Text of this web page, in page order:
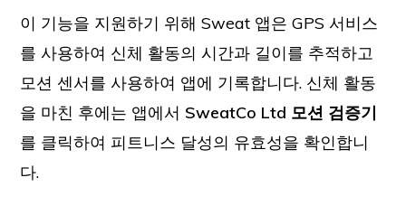
이 기능을 지원하기 위해 Sweat 앱은 GPS 서비스
를 사용하여 신체 활동의 시간과 길이를 추적하고
모션 센서를 사용하여 앱에 기록합니다. 신체 활동
을 마친 후에는 앱에서 SweatCo Ltd 모션 검증기
를 클릭하여 피트니스 달성의 유효성을 확인합니
다.